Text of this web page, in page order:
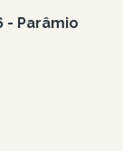
- Parâmio